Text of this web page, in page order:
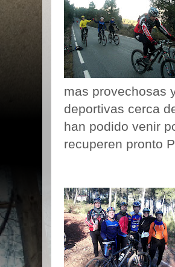
mas provechosas
deportivas cerca
han podido venir
recuperen pronto